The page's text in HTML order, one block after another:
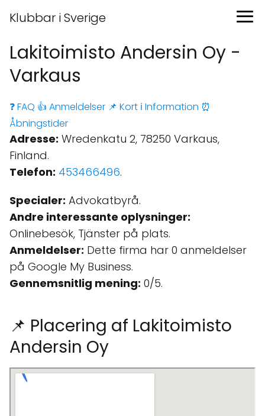
Klubbar i Sverige
Lakitoimisto Andersin Oy -
Varkaus
❓ FAQ 👍 Anmeldelser 📌 Kort ℹ️ Information ⏰
Åbningstider
Adresse: Wredenkatu 2, 78250 Varkaus,
Finland.
Telefon: 453466496.
Specialer: Advokatbyrå.
Andre interessante oplysninger:
Onlinebesök, Tjänster på plats.
Anmeldelser: Dette firma har 0 anmeldelser
på Google My Business.
Gennemsnitlig mening: 0/5.
📌 Placering af Lakitoimisto
Andersin Oy